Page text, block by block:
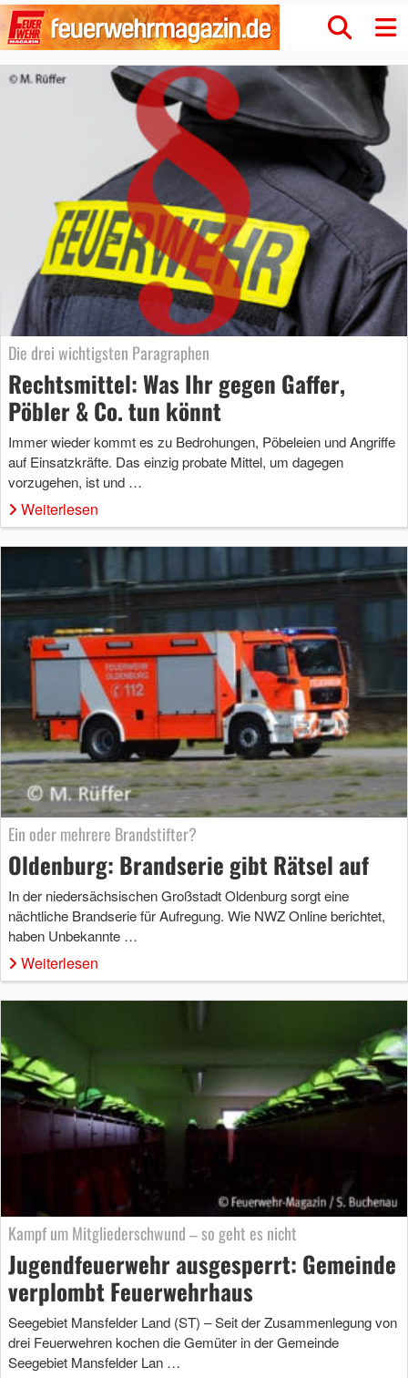
Die drei wichtigsten Paragraphen
Rechtsmittel: Was Ihr gegen Gaffer,
Pöbler & Co. tun könnt
Immer wieder kommt es zu Bedrohungen, Pöbeleien und Angriffe
auf Einsatzkräfte. Das einzig probate Mittel, um dagegen
vorzugehen, ist und …
Weiterlesen
Ein oder mehrere Brandstifter?
Oldenburg: Brandserie gibt Rätsel auf
In der niedersächsischen Großstadt Oldenburg sorgt eine
nächtliche Brandserie für Aufregung. Wie NWZ Online berichtet,
haben Unbekannte …
Weiterlesen
Kampf um Mitgliederschwund – so geht es nicht
Jugendfeuerwehr ausgesperrt: Gemeinde
verplombt Feuerwehrhaus
Seegebiet Mansfelder Land (ST) – Seit der Zusammenlegung von
drei Feuerwehren kochen die Gemüter in der Gemeinde
Seegebiet Mansfelder Lan …